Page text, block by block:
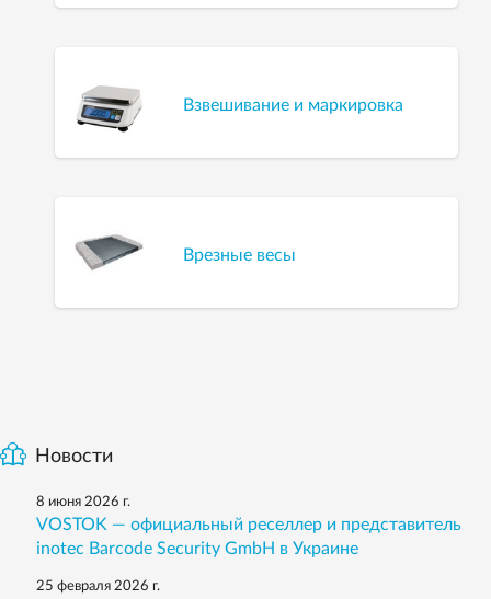
Взвешивание и маркировка
Врезные весы
Новости
8 июня 2026 г.
VOSTOK — официальный реселлер и представитель
inotec Barcode Security GmbH в Украине
25 февраля 2026 г.